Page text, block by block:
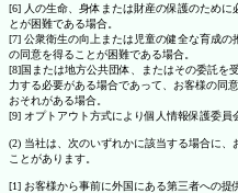
[6] 人の生命、身体または財産の保護のために
とが困難である場合。
[7] 公衆衛生の向上または児童の健全な育成の
の同意を得ることが困難である場合。
[8]国または地方公共団体、またはその委託を
力する必要がある場合であって、お客様の同
おそれがある場合。
[9] オプトアウト方式により個人情報保護委員
(2) 当社は、次のいずれかに該当する場合に
ことがあります。
[1] お客様から事前に外国にある第三者への提